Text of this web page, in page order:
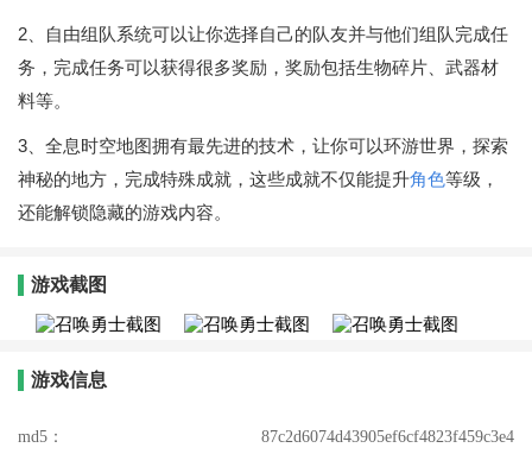
2、自由组队系统可以让你选择自己的队友并与他们组队完成任
务，完成任务可以获得很多奖励，奖励包括生物碎片、武器材
料等。
3、全息时空地图拥有最先进的技术，让你可以环游世界，探索
神秘的地方，完成特殊成就，这些成就不仅能提升角色等级，
还能解锁隐藏的游戏内容。
游戏截图
游戏信息
md5： 87c2d6074d43905ef6cf4823f459c3e4